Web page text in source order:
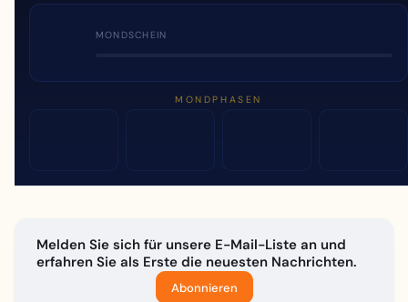
MONDSCHEIN
MONDPHASEN
Melden Sie sich für unsere E-Mail-Liste an und
erfahren Sie als Erste die neuesten Nachrichten.
Abonnieren